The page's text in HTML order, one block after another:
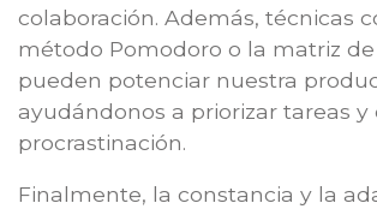
colaboración. Además, técnicas
método Pomodoro o la matriz
pueden potenciar nuestra
ayudándonos a priorizar tareas y
procrastinación.
Finalmente, la constancia y la